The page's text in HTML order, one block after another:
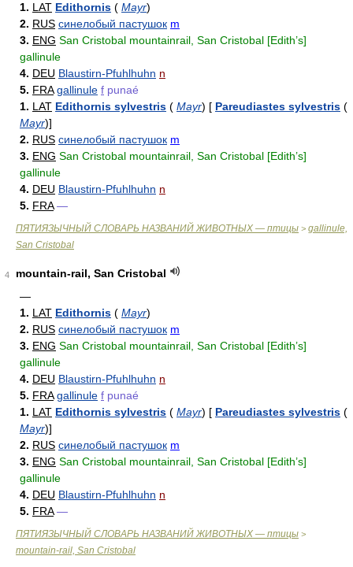
1. LAT Edithornis ( Mayr)
2. RUS синелобый пастушок m
3. ENG San Cristobal mountainrail, San Cristobal [Edith’s]
gallinule
4. DEU Blaustirn-Pfuhlhuhn n
5. FRA gallinule f punaé
1. LAT Edithornis sylvestris ( Mayr) [ Pareudiastes sylvestris (
Mayr)]
2. RUS синелобый пастушок m
3. ENG San Cristobal mountainrail, San Cristobal [Edith’s]
gallinule
4. DEU Blaustirn-Pfuhlhuhn n
5. FRA —
ПЯТИЯЗЫЧНЫЙ СЛОВАРЬ НАЗВАНИЙ ЖИВОТНЫХ — птицы > gallinule,
San Cristobal
4
mountain-rail, San Cristobal
—
1. LAT Edithornis ( Mayr)
2. RUS синелобый пастушок m
3. ENG San Cristobal mountainrail, San Cristobal [Edith’s]
gallinule
4. DEU Blaustirn-Pfuhlhuhn n
5. FRA gallinule f punaé
1. LAT Edithornis sylvestris ( Mayr) [ Pareudiastes sylvestris (
Mayr)]
2. RUS синелобый пастушок m
3. ENG San Cristobal mountainrail, San Cristobal [Edith’s]
gallinule
4. DEU Blaustirn-Pfuhlhuhn n
5. FRA —
ПЯТИЯЗЫЧНЫЙ СЛОВАРЬ НАЗВАНИЙ ЖИВОТНЫХ — птицы >
mountain-rail, San Cristobal